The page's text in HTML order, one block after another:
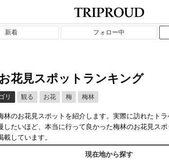
新着 フォロー中
花見スポットランキング
リ 観る お花 梅 梅林
林のお花見スポットを紹介します。実際に訪れたト
したいほど、本当に行って良かった梅林のお花見ス
載しています。
現在地から探す